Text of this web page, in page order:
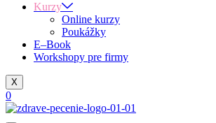
Kurzy
Online kurzy
Poukážky
E–Book
Workshopy pre firmy
X
0